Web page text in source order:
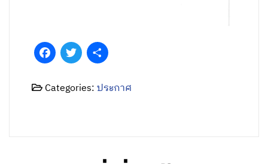
FacebookTwitter
Categories:ประกาศ